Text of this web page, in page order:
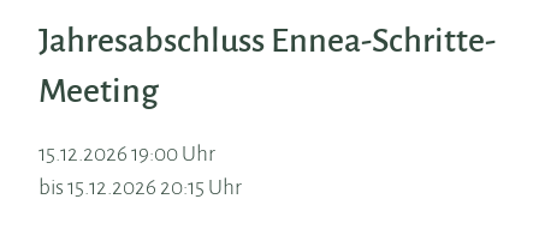
Jahresabschluss Ennea-Schritte-
Meeting
15.12.2026 19:00 Uhr
bis 15.12.2026 20:15 Uhr